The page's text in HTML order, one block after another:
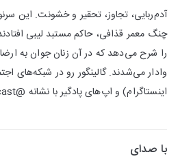
آدم‌ربایی، تجاوز، تحقیر و خشونت. این
چنگ معمر قذافی، حاکم مستبد لیبی
را شرح می‌دهد که در آن زنان جوان به
وادار می‌شدند. گالینگور رو در شبکه‌های
اینستاگرام) و اپ‌های پادگیر با نشانه @Galingorcast پیدا کنید
با صدای